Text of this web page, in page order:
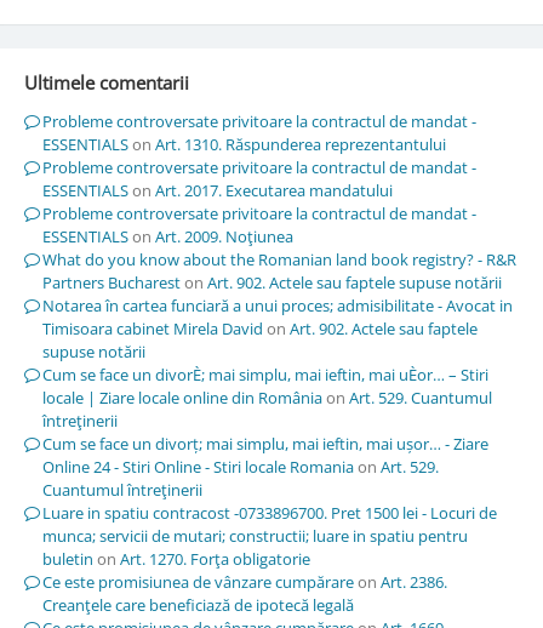
Ultimele comentarii
Probleme controversate privitoare la contractul de mandat -
ESSENTIALSon Art. 1310. Răspunderea reprezentantului
Probleme controversate privitoare la contractul de mandat -
ESSENTIALSon Art. 2017. Executarea mandatului
Probleme controversate privitoare la contractul de mandat -
ESSENTIALSon Art. 2009. Noţiunea
What do you know about the Romanian land book registry? - R&R
Partners Buchareston Art. 902. Actele sau faptele supuse notării
Notarea în cartea funciară a unui proces; admisibilitate - Avocat in
Timisoara cabinet Mirela David on Art. 902. Actele sau faptele
supuse notării
Cum se face un divorÈ; mai simplu, mai ieftin, mai uÈor… – Stiri
locale | Ziare locale online din Româniaon Art. 529. Cuantumul
întreţinerii
Cum se face un divorț; mai simplu, mai ieftin, mai ușor… - Ziare
Online 24 - Stiri Online - Stiri locale Romaniaon Art. 529.
Cuantumul întreţinerii
Luare in spatiu contracost -0733896700. Pret 1500 lei - Locuri de
munca; servicii de mutari; constructii; luare in spatiu pentru
buletin on Art. 1270. Forţa obligatorie
Ce este promisiunea de vânzare cumpărareon Art. 2386.
Creanţele care beneficiază de ipotecă legală